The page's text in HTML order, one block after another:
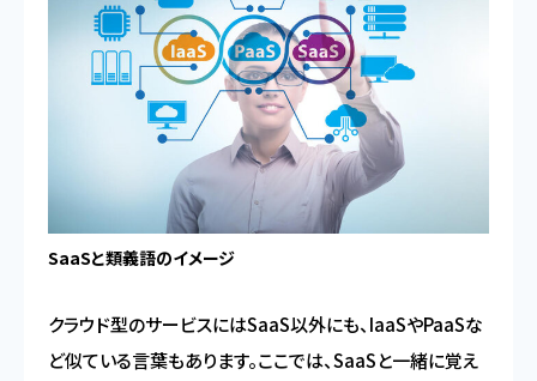
SaaSと類義語のイメージ
クラウド型のサービスにはSaaS以外にも、IaaSやPaaSな
ど似ている言葉もあります。ここでは、SaaSと一緒に覚え